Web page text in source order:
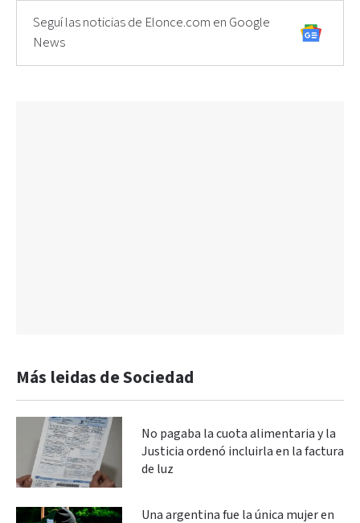
Seguí las noticias de Elonce.com en Google
News
Más leidas de Sociedad
No pagaba la cuota alimentaria y la
Justicia ordenó incluirla en la factura
de luz
Una argentina fue la única mujer en